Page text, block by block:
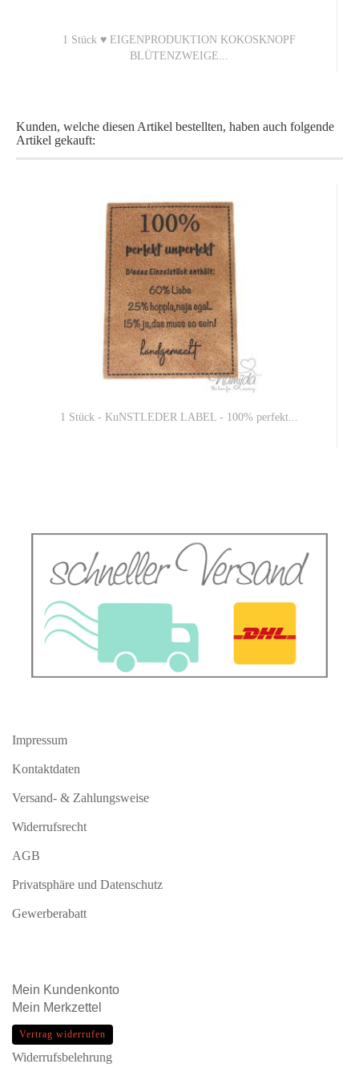
1 Stück ♥ EIGENPRODUKTION KOKOSKNOPF
BLÜTENZWEIGE...
0,45 EUR pro 1 Stück (Grundpreis)
Kunden, welche diesen Artikel bestellten, haben auch folgende
Artikel gekauft:
1 Stück - KuNSTLEDER LABEL - 100% perfekt...
Impressum
Kontaktdaten
Versand- & Zahlungsweise
Widerrufsrecht
AGB
Privatsphäre und Datenschutz
Gewerberabatt
Mein Kundenkonto
Mein Merkzettel
Vertrag widerrufen
Widerrufsbelehrung